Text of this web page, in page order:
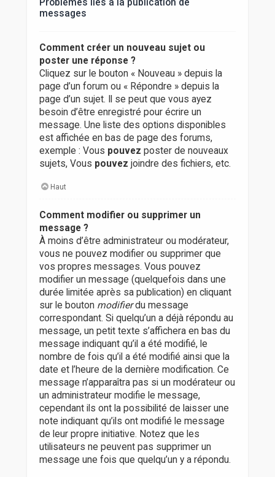
Problèmes liés à la publication de
messages
Comment créer un nouveau sujet ou
poster une réponse ?
Cliquez sur le bouton « Nouveau » depuis la
page d’un forum ou « Répondre » depuis la
page d’un sujet. Il se peut que vous ayez
besoin d’être enregistré pour écrire un
message. Une liste des options disponibles
est affichée en bas de page des forums,
exemple : Vous pouvez poster de nouveaux
sujets, Vous pouvez joindre des fichiers, etc.
Haut
Comment modifier ou supprimer un
message ?
À moins d’être administrateur ou modérateur,
vous ne pouvez modifier ou supprimer que
vos propres messages. Vous pouvez
modifier un message (quelquefois dans une
durée limitée après sa publication) en cliquant
sur le bouton modifierdu message
correspondant. Si quelqu’un a déjà répondu au
message, un petit texte s’affichera en bas du
message indiquant qu’il a été modifié, le
nombre de fois qu’il a été modifié ainsi que la
date et l’heure de la dernière modification. Ce
message n’apparaîtra pas si un modérateur ou
un administrateur modifie le message,
cependant ils ont la possibilité de laisser une
note indiquant qu’ils ont modifié le message
de leur propre initiative. Notez que les
utilisateurs ne peuvent pas supprimer un
message une fois que quelqu’un y a répondu.